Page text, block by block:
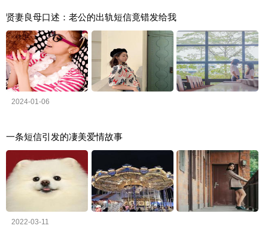
贤妻良母口述：老公的出轨短信竟错发给我
2024-01-06
一条短信引发的凄美爱情故事
2022-03-11